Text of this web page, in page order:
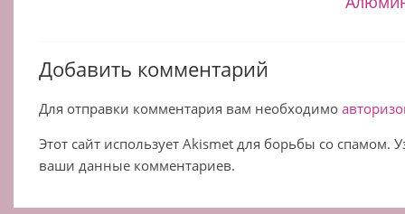
Добавить комментарий
Для отправки комментария вам необходимо
Этот сайт использует Akismet для борьбы со спамом.
ваши данные комментариев.